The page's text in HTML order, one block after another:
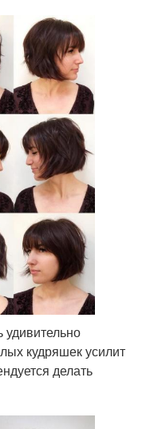
кудряшек усилит
делать